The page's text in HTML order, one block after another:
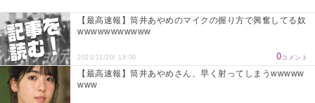
【最高速報】筒井あやめのマイクの握り方で興奮してる奴
wwwwwwwwwww
2021/12/20/ 18:00 0コメント
【最高速報】筒井あやめさん、早く射ってしまうwwwww
www